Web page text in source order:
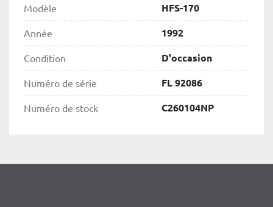
Modèle HFS-170
Année 1992
Condition D'occasion
Numéro de série FL 92086
Numéro de stock C260104NP